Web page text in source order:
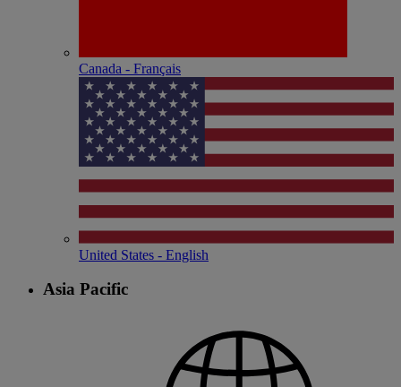
Canada - Français
United States - English
Asia Pacific